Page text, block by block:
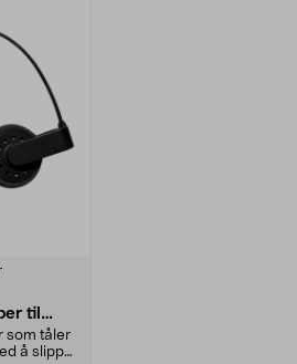
til
som tåler
å slippe